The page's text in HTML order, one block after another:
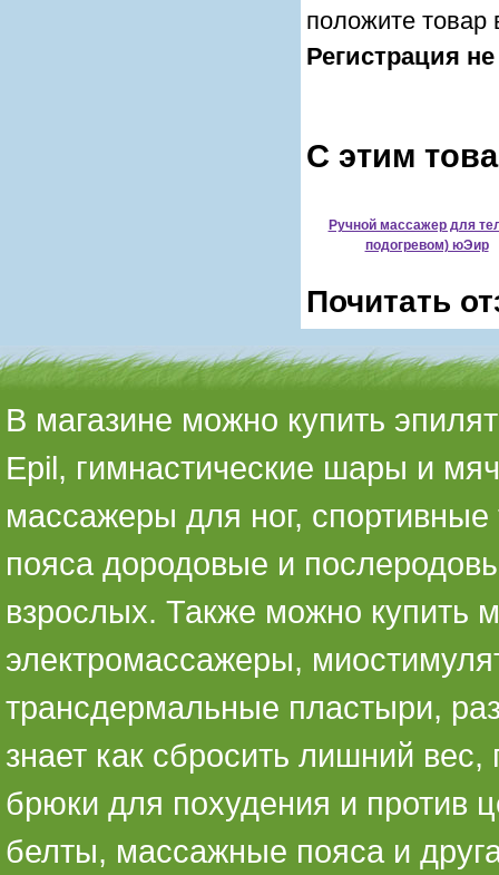
положите товар
Регистрация
С этим
Ручной массажер для
подогревом) юЭир
Почитать
В магазине можно купить
Epil, гимнастические шары и
массажеры для ног,
пояса дородовые и
взрослых. Также можно купить
электромассажеры,
трансдермальные пластыри,
знает как сбросить лишний
брюки для похудения и против
белты, массажные пояса и